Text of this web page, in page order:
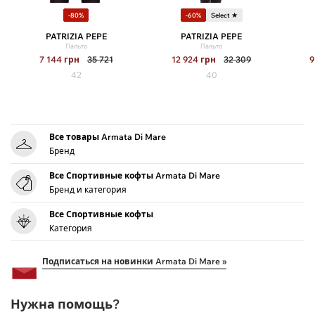
-80%
PATRIZIA PEPE
Пальто
7 144 грн
35 721
42
-60% Select ★
PATRIZIA PEPE
Пальто
12 924 грн
32 309
40
Все товары Armata Di Mare
Бренд
Все Спортивные кофты Armata Di Mare
Бренд и категория
Все Спортивные кофты
Категория
Подписаться на новинки Armata Di Mare »
Нужна помощь?